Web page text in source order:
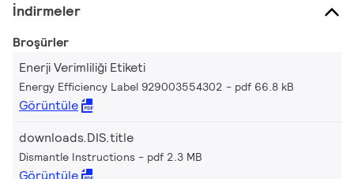
İndirmeler
Broşürler
Enerji Verimliliği Etiketi
Energy Efficiency Label 929003554302 pdf 66.8 kB
Görüntüle
downloads.DIS.title
Dismantle Instructions pdf 2.3 MB
Görüntüle